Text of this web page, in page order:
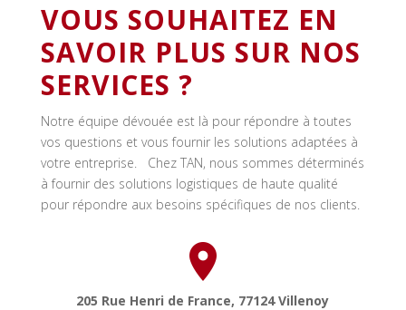
VOUS SOUHAITEZ EN
SAVOIR PLUS SUR NOS
SERVICES ?
Notre équipe dévouée est là pour répondre à toutes
vos questions et vous fournir les solutions adaptées à
votre entreprise. Chez TAN, nous sommes déterminés
à fournir des solutions logistiques de haute qualité
pour répondre aux besoins spécifiques de nos clients.
205 Rue Henri de France, 77124 Villenoy